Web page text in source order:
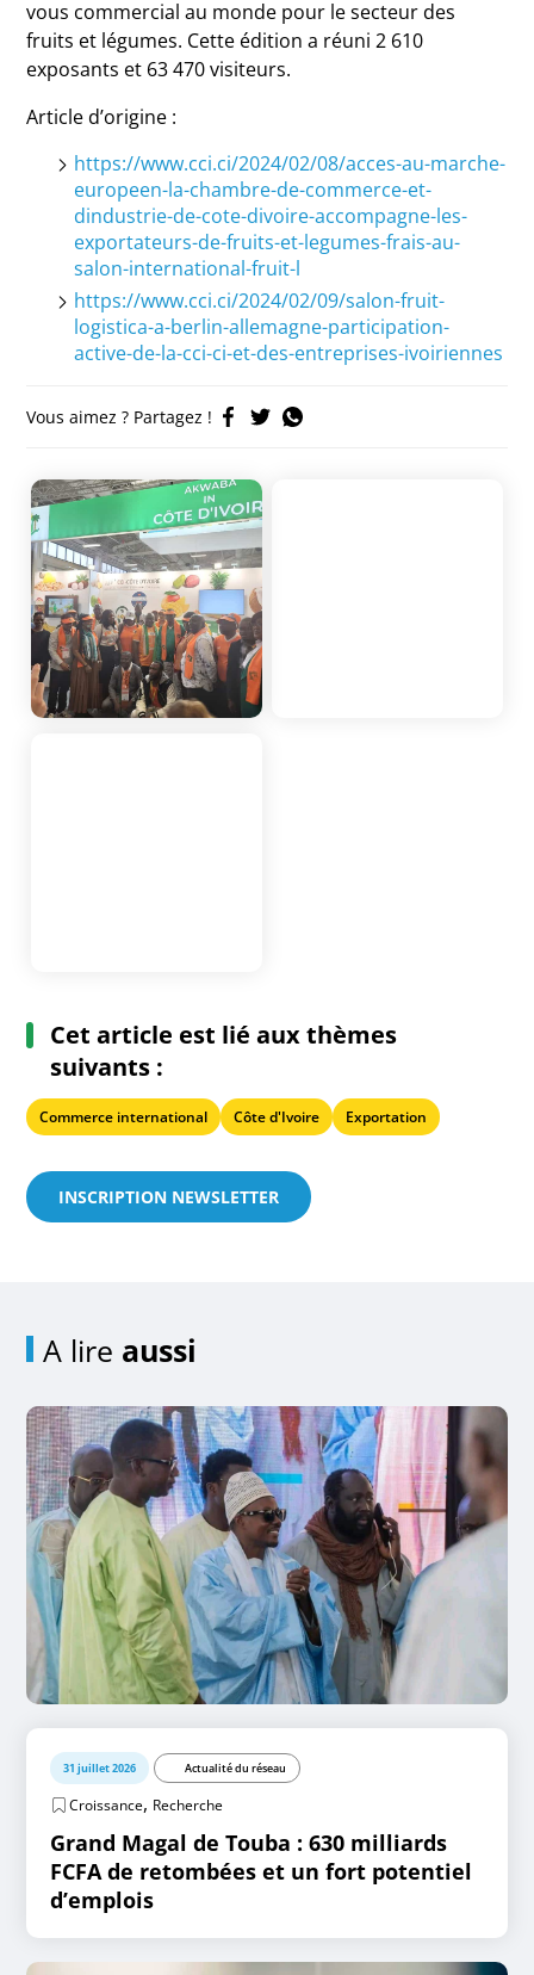
vous commercial au monde pour le secteur des
fruits et légumes. Cette édition a réuni 2 610
exposants et 63 470 visiteurs.
Article d’origine :
https://www.cci.ci/2024/02/08/acces-au-marche-
europeen-la-chambre-de-commerce-et-
dindustrie-de-cote-divoire-accompagne-les-
exportateurs-de-fruits-et-legumes-frais-au-
salon-international-fruit-l
https://www.cci.ci/2024/02/09/salon-fruit-
logistica-a-berlin-allemagne-participation-
active-de-la-cci-ci-et-des-entreprises-ivoiriennes
Vous aimez ? Partagez !
Cet article est lié aux thèmes
suivants :
Commerce international Côte d'Ivoire Exportation
INSCRIPTION NEWSLETTER
A lire aussi
31 juillet 2026 Actualité du réseau
Croissance, Recherche
Grand Magal de Touba : 630 milliards
FCFA de retombées et un fort potentiel
d’emplois